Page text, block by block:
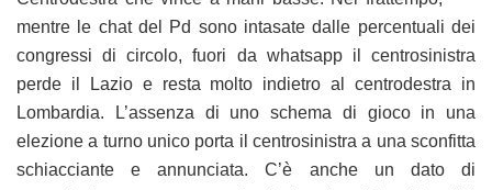
mentre le chat del Pd sono intasate dalle percentuali dei
congressi di circolo, fuori da whatsapp il centrosinistra
perde il Lazio e resta molto indietro al centrodestra in
Lombardia. L’assenza di uno schema di gioco in una
elezione a turno unico porta il centrosinistra a una sconfitta
schiacciante e annunciata. C’è anche un dato di